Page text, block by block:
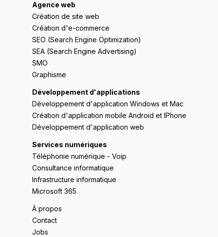
Agence web
Création de site web
Création d'e-commerce
SEO (Search Engine Optimization)
SEA (Search Engine Advertising)
SMO
Graphisme
Développement d'applications
Développement d'application Windows et Mac
Création d'application mobile Android et IPhone
Développement d'application web
Services numériques
Téléphonie numérique - Voip
Consultance informatique
Infrastructure informatique
Microsoft 365
À propos
Contact
Jobs